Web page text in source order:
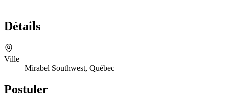
Détails
Ville
Mirabel Southwest, Québec
Postuler